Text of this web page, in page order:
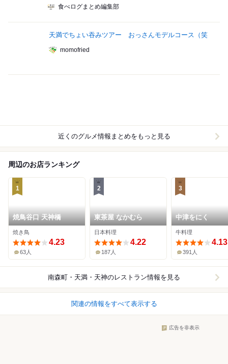
食べログまとめ編集部
天満でちょい吞みツアー おっさんモデルコース（笑
momofried
近くのグルメ情報まとめをもっと見る
周辺のお店ランキング
1
焼鳥谷口 天神橋
焼き鳥
4.23
63人
2
東茶屋 なかむら
日本料理
4.22
187人
3
中津をにく
牛料理
4.13
391人
南森町・天満・天神のレストラン情報を見る
関連の情報をすべて表示する
広告を非表示